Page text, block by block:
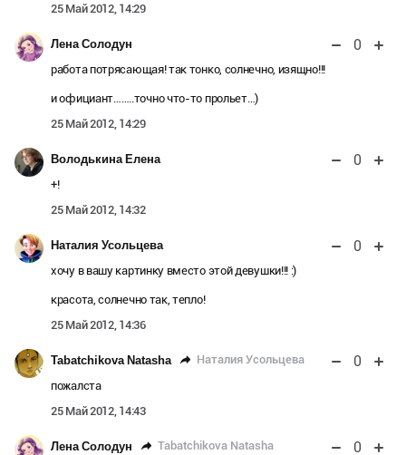
25 Май 2012, 14:29
Лена Солодун 0
работа потрясающая! так тонко, солнечно, изящно!!!
и официант……..точно что-то прольет…)
25 Май 2012, 14:29
Володькина Елена 0
+!
25 Май 2012, 14:32
Наталия Усольцева 0
хочу в вашу картинку вместо этой девушки!!! :)
красота, солнечно так, тепло!
25 Май 2012, 14:36
Tabatchikova Natasha Наталия Усольцева 0
пожалста
25 Май 2012, 14:43
Лена Солодун Tabatchikova Natasha 0